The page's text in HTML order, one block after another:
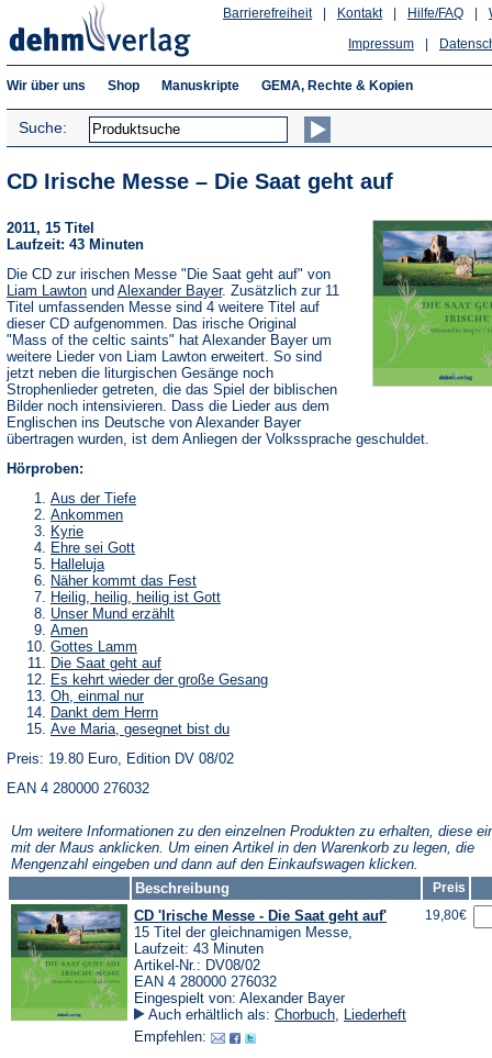
Hilfe/FAQ
Kontakt
Barrierefreiheit
Impressum
Wir über uns Shop Manuskripte GEMA, Rechte & Kopien
Suche:
CD Irische Messe – Die Saat geht auf
2011, 15 Titel
Laufzeit: 43 Minuten
Die CD zur irischen Messe "Die Saat geht auf" von
Liam Lawton und Alexander Bayer. Zusätzlich zur 11
Titel umfassenden Messe sind 4 weitere Titel auf
dieser CD aufgenommen. Das irische Original
"Mass of the celtic saints" hat Alexander Bayer um
weitere Lieder von Liam Lawton erweitert. So sind
jetzt neben die liturgischen Gesänge noch
Strophenlieder getreten, die das Spiel der biblischen
Bilder noch intensivieren. Dass die Lieder aus dem
Englischen ins Deutsche von Alexander Bayer
übertragen wurden, ist dem Anliegen der Volkssprache geschuldet.
Hörproben:
Aus der Tiefe
Ankommen
Kyrie
Ehre sei Gott
Halleluja
Näher kommt das Fest
Heilig, heilig, heilig ist Gott
Unser Mund erzählt
Amen
Gottes Lamm
Die Saat geht auf
Es kehrt wieder der große Gesang
Oh, einmal nur
Dankt dem Herrn
Ave Maria, gesegnet bist du
Preis: 19.80 Euro, Edition DV 08/02
EAN 4 280000 276032
Um weitere Informationen zu den einzelnen Produkten zu erhalten, diese
mit der Maus anklicken. Um einen Artikel in den Warenkorb zu legen, die
Mengenzahl eingeben und dann auf den Einkaufswagen klicken.
Beschreibung
Preis
CD 'Irische Messe - Die Saat geht auf'
15 Titel der gleichnamigen Messe,
Laufzeit: 43 Minuten
Artikel-Nr.: DV08/02
EAN 4 280000 276032
Eingespielt von: Alexander Bayer
Auch erhältlich als: Chorbuch, Liederheft
Empfehlen:
19,80€